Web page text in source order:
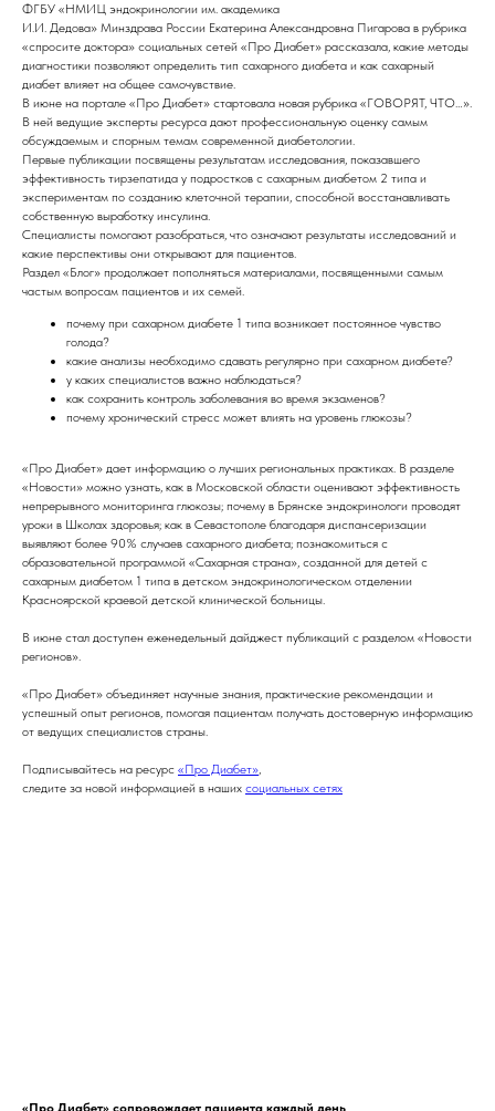
ФГБУ «НМИЦ эндокринологии им. академика
И.И. Дедова» Минздрава России Екатерина Александровна Пигарова в рубрика
«спросите доктора» социальных сетей «Про Диабет» рассказала, какие методы
диагностики позволяют определить тип сахарного диабета и как сахарный
диабет влияет на общее самочувствие.
В июне на портале «Про Диабет» стартовала новая рубрика «ГОВОРЯТ, ЧТО…».
В ней ведущие эксперты ресурса дают профессиональную оценку самым
обсуждаемым и спорным темам современной диабетологии.
Первые публикации посвящены результатам исследования, показавшего
эффективность тирзепатида у подростков с сахарным диабетом 2 типа и
экспериментам по созданию клеточной терапии, способной восстанавливать
собственную выработку инсулина.
Специалисты помогают разобраться, что означают результаты исследований и
какие перспективы они открывают для пациентов.
Раздел «Блог» продолжает пополняться материалами, посвященными самым
частым вопросам пациентов и их семей.
почему при сахарном диабете 1 типа возникает постоянное чувство
голода?
какие анализы необходимо сдавать регулярно при сахарном диабете?
у каких специалистов важно наблюдаться?
как сохранить контроль заболевания во время экзаменов?
почему хронический стресс может влиять на уровень глюкозы?
«Про Диабет» дает информацию о лучших региональных практиках. В разделе
«Новости» можно узнать, как в Московской области оценивают эффективность
непрерывного мониторинга глюкозы; почему в Брянске эндокринологи проводят
уроки в Школах здоровья; как в Севастополе благодаря диспансеризации
выявляют более 90% случаев сахарного диабета; познакомиться с
образовательной программой «Сахарная страна», созданной для детей с
сахарным диабетом 1 типа в детском эндокринологическом отделении
Красноярской краевой детской клинической больницы.
В июне стал доступен еженедельный дайджест публикаций с разделом «Новости
регионов».
«Про Диабет» объединяет научные знания, практические рекомендации и
успешный опыт регионов, помогая пациентам получать достоверную информацию
от ведущих специалистов страны.
Подписывайтесь на ресурс «Про Диабет»,
следите за новой информацией в наших социальных сетях
«Про Диабет» сопровождает пациента каждый день